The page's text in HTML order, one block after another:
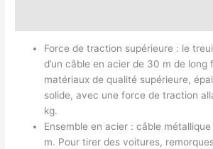
Force de traction supérieure : le
d’un câble en acier de 30 m de long
matériaux de qualité supérieure,
solide, avec une force de traction
kg.
Ensemble en acier : câble
m. Pour tirer des voitures,